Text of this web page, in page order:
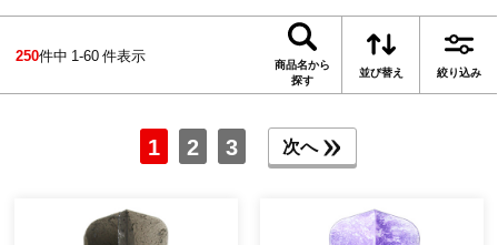
250件中 1-60 件表示
商品名から
探す
並び替え 絞り込み
1 2 3 次へ